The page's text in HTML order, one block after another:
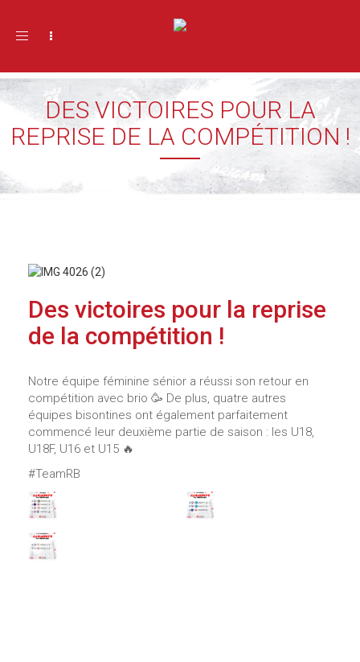
Toggle navigation
DES VICTOIRES POUR LA
REPRISE DE LA COMPÉTITION !
Des victoires pour la reprise
de la compétition !
Notre équipe féminine sénior a réussi son retour en
compétition avec brio 🥳 De plus, quatre autres
équipes bisontines ont également parfaitement
commencé leur deuxième partie de saison : les U18,
U18F, U16 et U15 🔥
#TeamRB